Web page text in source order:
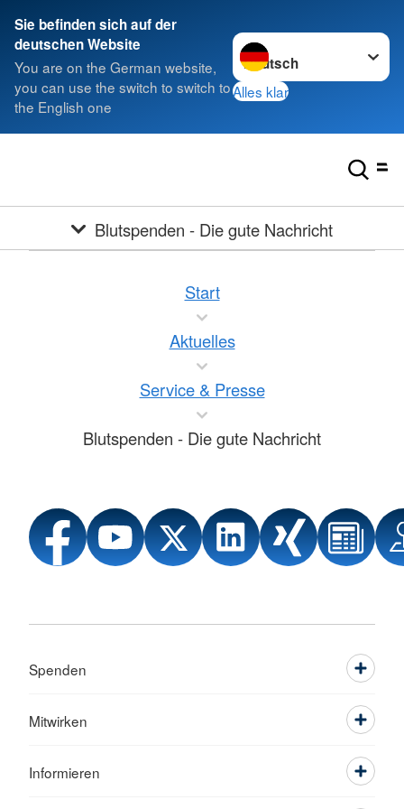
Sie befinden sich auf der
deutschen Website
You are on the German website,
you can use the switch to switch to
the English one
Sprache wechseln zu
Alles klar
Blutspenden - Die gute Nachricht
Start
Aktuelles
Service & Presse
Blutspenden - Die gute Nachricht
Spenden
Mitwirken
Informieren